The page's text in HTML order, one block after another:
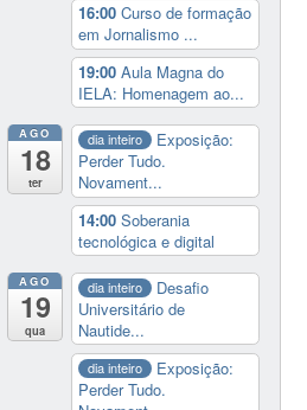
16:00Curso de formação
em Jornalismo ...
19:00Aula Magna do
IELA: Homenagem ao...
AGO
18
ter
dia inteiro
Exposição:
Perder Tudo.
Novament...
14:00Soberania
tecnológica e digital
AGO
19
qua
dia inteiro
Desafio
Universitário de
Nautide...
dia inteiro
Exposição:
Perder Tudo.